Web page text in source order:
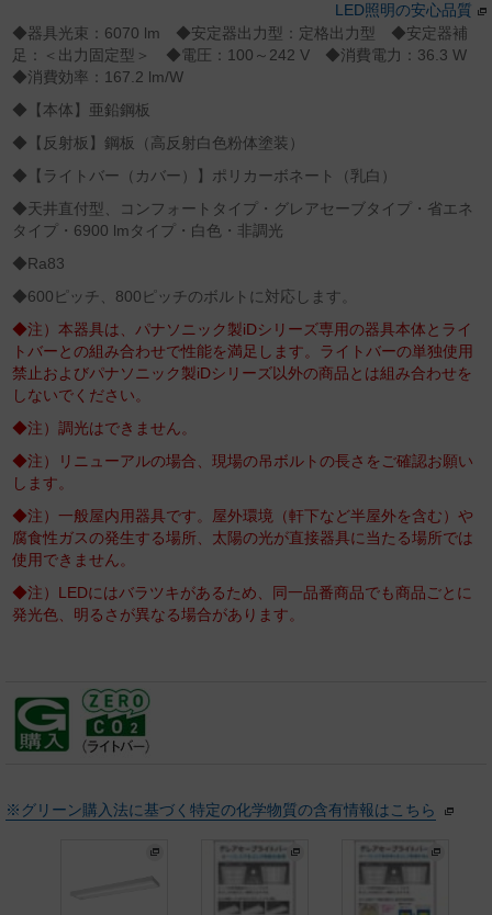
LED照明の安心品質
◆器具光束：6070 lm ◆安定器出力型：定格出力型 ◆安定器補
足：＜出力固定型＞ ◆電圧：100～242 V ◆消費電力：36.3 W
◆消費効率：167.2 lm/W
◆【本体】亜鉛鋼板
◆【反射板】鋼板（高反射白色粉体塗装）
◆【ライトバー（カバー）】ポリカーボネート（乳白）
◆天井直付型、コンフォートタイプ・グレアセーブタイプ・省エネ
タイプ・6900 lmタイプ・白色・非調光
◆Ra83
◆600ピッチ、800ピッチのボルトに対応します。
◆注）本器具は、パナソニック製iDシリーズ専用の器具本体とライ
トバーとの組み合わせで性能を満足します。ライトバーの単独使用
禁止およびパナソニック製iDシリーズ以外の商品とは組み合わせを
しないでください。
◆注）調光はできません。
◆注）リニューアルの場合、現場の吊ボルトの長さをご確認お願い
します。
◆注）一般屋内用器具です。屋外環境（軒下など半屋外を含む）や
腐食性ガスの発生する場所、太陽の光が直接器具に当たる場所では
使用できません。
◆注）LEDにはバラツキがあるため、同一品番商品でも商品ごとに
発光色、明るさが異なる場合があります。
※グリーン購入法に基づく特定の化学物質の含有情報はこちら